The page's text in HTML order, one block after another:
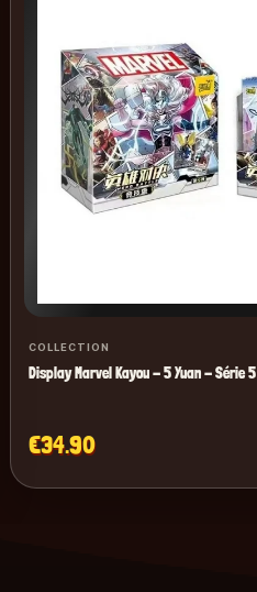
COLLECTION
Display Marvel Kayou - 5 Yuan - Série 5
€34.90